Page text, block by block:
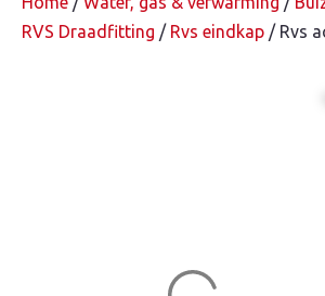
RVS Draadfitting / Rvs eindkap / Rvs